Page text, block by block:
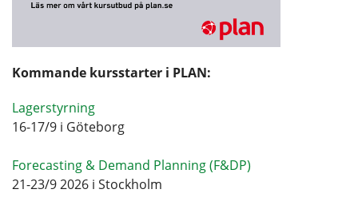
Kommande kursstarter i PLAN:
Lagerstyrning
16-17/9 i Göteborg
Forecasting & Demand Planning (F&DP)
21-23/9 2026 i Stockholm